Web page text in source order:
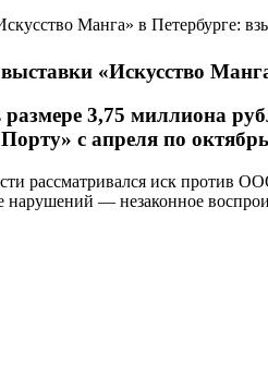
«Искусство
3,75 миллиона
с апреля по
рассматривался иск
— незаконное